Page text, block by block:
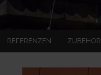
REFERENZEN ZUBEHÖR